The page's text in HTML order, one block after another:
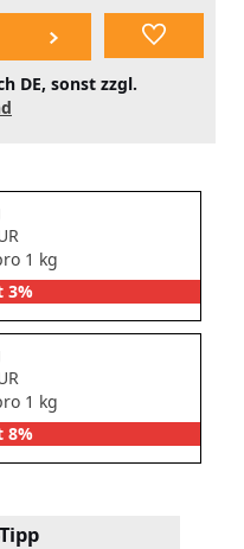
DE, sonst zzgl.
1 kg
3%
1 kg
8%